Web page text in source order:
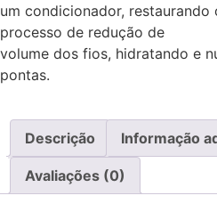
um condicionador,
processo de redução de
volume dos fios, hidratando e
pontas.
Descrição Informação
Avaliações (0)